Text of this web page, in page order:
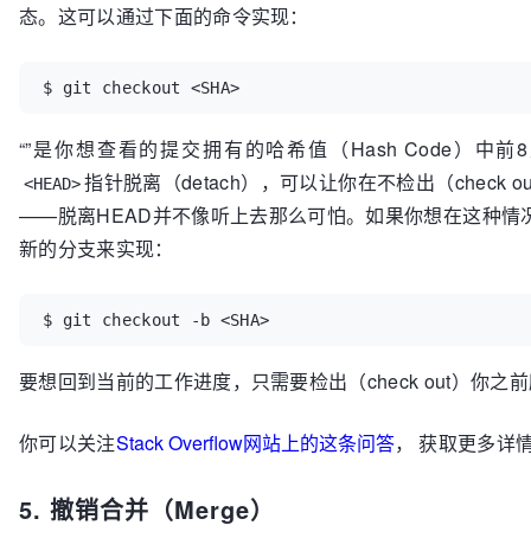
态。这可以通过下面的命令实现：
$ git checkout <SHA>
“”是你想查看的提交拥有的哈希值（Hash Code）中
<HEAD> 指针脱离（detach），可以让你在不检出（check
——脱离HEAD并不像听上去那么可怕。如果你想在这种情
新的分支来实现：
$ git checkout -b <SHA>
要想回到当前的工作进度，只需要检出（check out）你之
你可以关注Stack Overflow网站上的这条问答， 获取更多详
5. 撤销合并（Merge）